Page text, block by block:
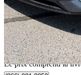
18 443 $
324 $/mois env.
Livraison à domicile de
Le prix comprend la